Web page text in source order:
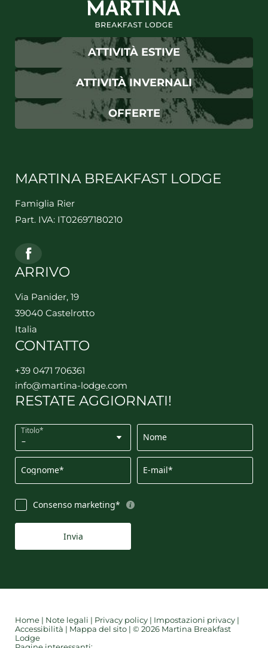
ATTIVITÀ ESTIVE
ATTIVITÀ INVERNALI
OFFERTE
MARTINA BREAKFAST LODGE
Famiglia Rier
Part. IVA: IT02697180210
ARRIVO
Via Panider, 19
39040 Castelrotto
Italia
CONTATTO
+39 0471 706361
info@martina-lodge.com
RESTATE AGGIORNATI!
Titolo*
Nome
Cognome* E-mail*
Consenso marketing*
Invia
Home | Note legali | Privacy policy | Impostazioni privacy |
Accessibilità | Mappa del sito | © 2026 Martina Breakfast
Lodge